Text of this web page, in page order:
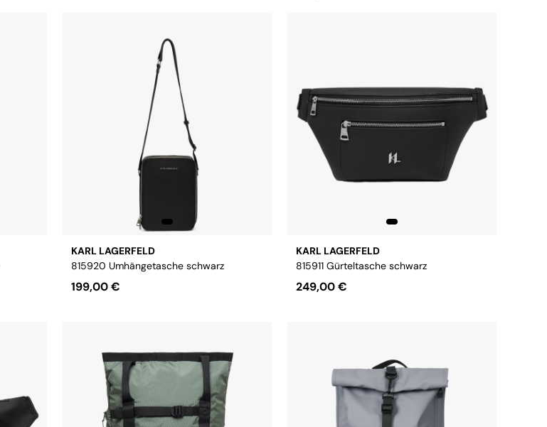
KARL LAGERFELD
815920 Umhängetasche schwarz
199,00 €
KARL LAGERFELD
815911 Gürteltasche schwarz
249,00 €